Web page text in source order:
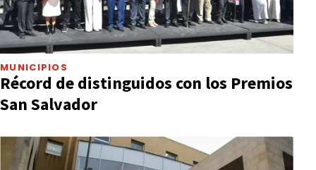
MUNICIPIOS
Récord de distinguidos con los Premios
San Salvador